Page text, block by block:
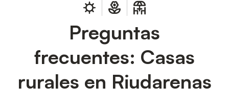
Preguntas
frecuentes: Casas
rurales en Riudarenas